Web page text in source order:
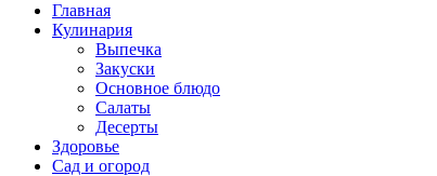
Главная
Кулинария
Выпечка
Закуски
Основное блюдо
Салаты
Десерты
Здоровье
Сад и огород